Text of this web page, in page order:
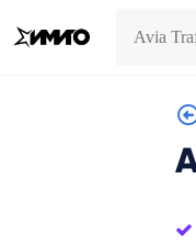
Search